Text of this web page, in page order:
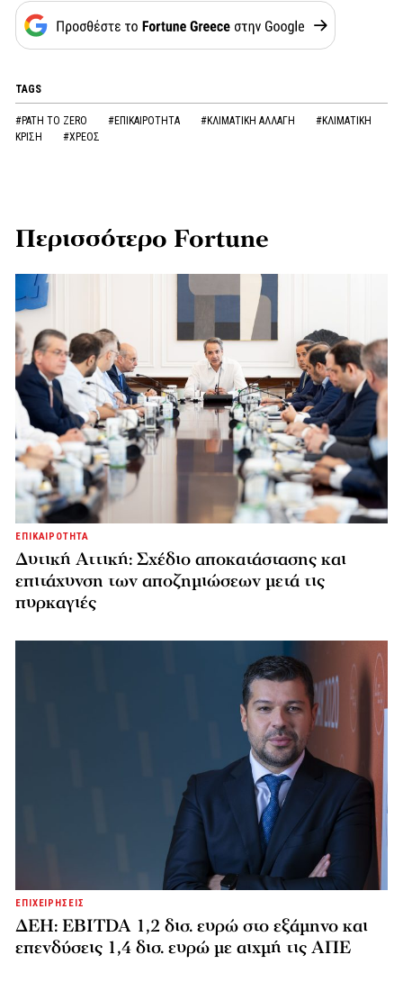
TAGS
#PATH TO ZERO #ΕΠΙΚΑΙΡΟΤΗΤΑ #ΚΛΙΜΑΤΙΚΗ ΑΛΛΑΓΗ
#ΚΛΙΜΑΤΙΚΗ
ΚΡΙΣΗ
#ΧΡΕΟΣ
Περισσότερο Fortune
ΕΠΙΚΑΙΡΟΤΗΤΑ
Δυτική Αττική: Σχέδιο αποκατάστασης και
επιτάχυνση των αποζημιώσεων μετά τις
πυρκαγιές
ΕΠΙΧΕΙΡΗΣΕΙΣ
ΔΕΗ: EBITDA 1,2 δισ. ευρώ στο εξάμηνο και
επενδύσεις 1,4 δισ. ευρώ με αιχμή τις ΑΠΕ